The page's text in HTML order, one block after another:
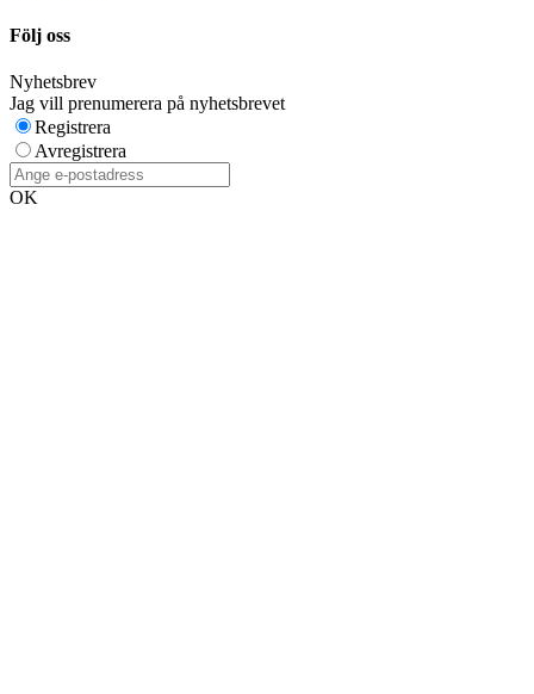
Följ oss
Nyhetsbrev
Jag vill prenumerera på nyhetsbrevet
Registrera
Avregistrera
OK